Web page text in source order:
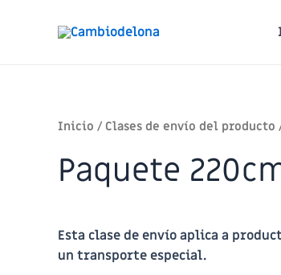
Inicio / Clases de envío del producto
Paquete
Esta clase de envío aplica a
un transporte especial.